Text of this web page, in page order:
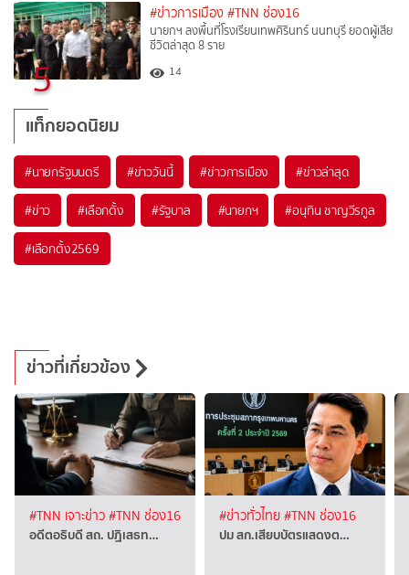
5
#ข่าวการเมือง #TNN ช่อง16
นายกฯ ลงพื้นที่โรงเรียนเทพศิรินทร์ นนทบุรี ยอดผู้เสีย
ชีวิตล่าสุด 8 ราย
14
แท็กยอดนิยม
#นายกรัฐมนตรี #ข่าววันนี้ #ข่าวการเมือง #ข่าวล่าสุด
#ข่าว #เลือกตั้ง #รัฐบาล #นายกฯ #อนุทิน ชาญวีรกูล
#เลือกตั้ง2569
ข่าวที่เกี่ยวข้อง
#TNN เจาะข่าว#TNN ช่อง16
อดีตอธิบดี สถ. ปฏิเสธท…
#ข่าวทั่วไทย#TNN ช่อง16
ปม สก.เสียบบัตรแสดงต…